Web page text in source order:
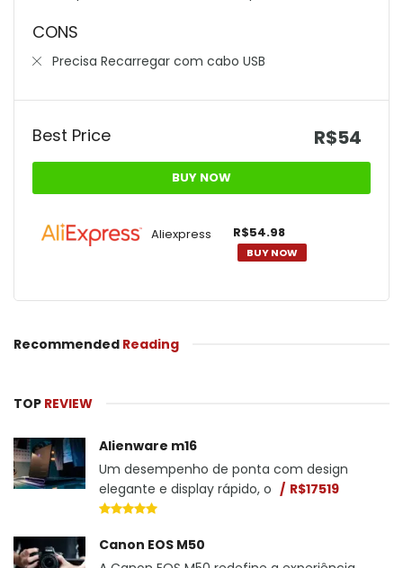
CONS
Precisa Recarregar com cabo USB
Best Price R$54
BUY NOW
Aliexpress R$54.98
BUY NOW
Recommended Reading
TOP REVIEW
Alienware m16
Um desempenho de ponta com design
elegante e display rápido, o
R$17519
Canon EOS M50